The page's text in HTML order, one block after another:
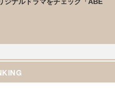
ジナルドラマをチェック「ABE